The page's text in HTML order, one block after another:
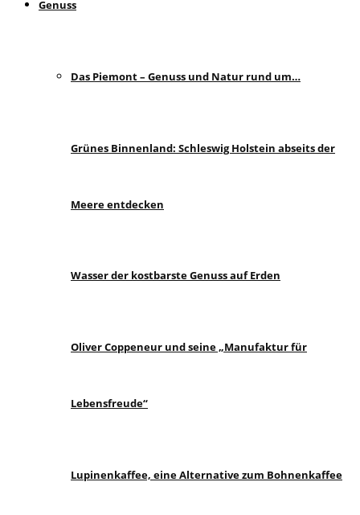
Genuss
Das Piemont – Genuss und Natur rund um…
Grünes Binnenland: Schleswig Holstein abseits der
Meere entdecken
Wasser der kostbarste Genuss auf Erden
Oliver Coppeneur und seine „Manufaktur für
Lebensfreude“
Lupinenkaffee, eine Alternative zum Bohnenkaffee